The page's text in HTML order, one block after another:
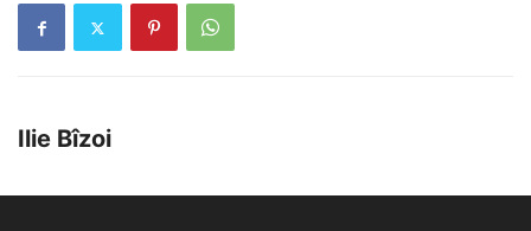
Ilie Bîzoi